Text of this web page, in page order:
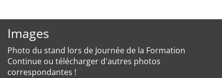
Images
Photo du stand lors de Journée de la Formation
Continue ou télécharger d'autres photos
correspondantes !